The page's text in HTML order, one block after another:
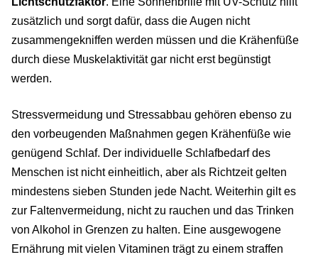
zusätzlich und sorgt dafür, dass die Augen nicht
zusammengekniffen werden müssen und die Krähenfüße
durch diese Muskelaktivität gar nicht erst begünstigt
werden.
Stressvermeidung und Stressabbau gehören ebenso zu
den vorbeugenden Maßnahmen gegen Krähenfüße wie
genügend Schlaf. Der individuelle Schlafbedarf des
Menschen ist nicht einheitlich, aber als Richtzeit gelten
mindestens sieben Stunden jede Nacht. Weiterhin gilt es
zur Faltenvermeidung, nicht zu rauchen und das Trinken
von Alkohol in Grenzen zu halten. Eine ausgewogene
Ernährung mit vielen Vitaminen trägt zu einem straffen